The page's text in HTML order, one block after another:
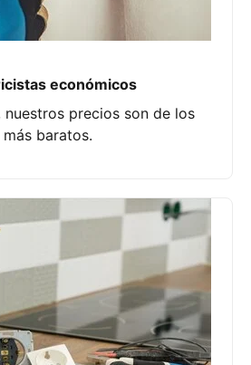
económicos
nuestros precios son de los
más baratos.